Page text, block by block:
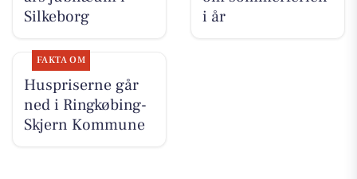
Silkeborg
i år
FAKTA OM
Huspriserne går
ned i Ringkøbing-
Skjern Kommune